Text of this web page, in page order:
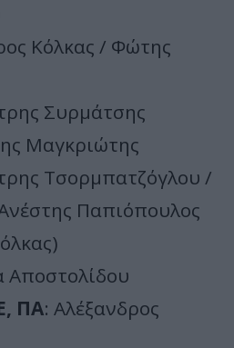
Κόλκας / Φώτης
Συρμάτσης
Μαγκριώτης
Τσορμπατζόγλου /
Παπιόπουλος
Αποστολίδου
ΠΑ: Αλέξανδρος